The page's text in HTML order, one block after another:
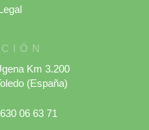
Km 3.200
(España)
630 06 63 71